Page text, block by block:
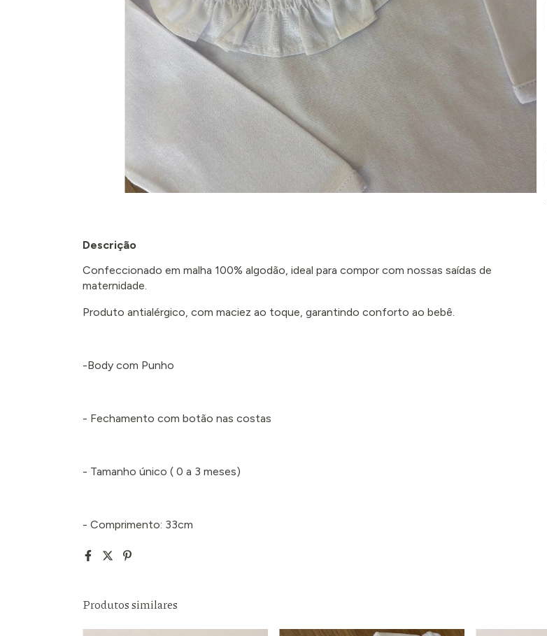
Descrição
Confeccionado em malha 100% algodão, ideal para compor com nossas saídas de
maternidade.
Produto antialérgico, com maciez ao toque, garantindo conforto ao bebê.
-Body com Punho
- Fechamento com botão nas costas
- Tamanho único ( 0 a 3 meses)
- Comprimento: 33cm
Produtos similares